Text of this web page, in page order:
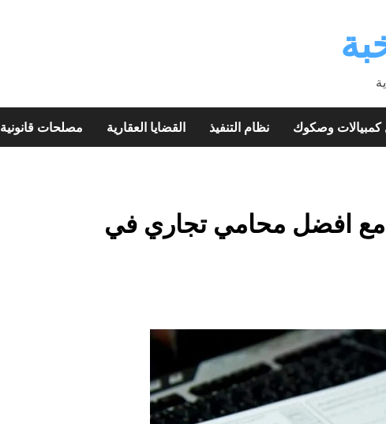
وصكوك نظام التنفيذ القضايا العقارية مصلحات قانونية
افضل محامي تجاري في